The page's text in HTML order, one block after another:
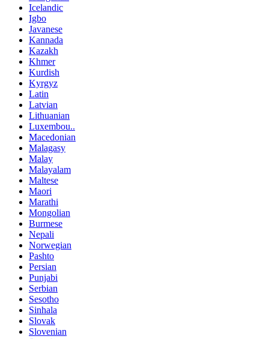
Icelandic
Igbo
Javanese
Kannada
Kazakh
Khmer
Kurdish
Kyrgyz
Latin
Latvian
Lithuanian
Luxembou..
Macedonian
Malagasy
Malay
Malayalam
Maltese
Maori
Marathi
Mongolian
Burmese
Nepali
Norwegian
Pashto
Persian
Punjabi
Serbian
Sesotho
Sinhala
Slovak
Slovenian